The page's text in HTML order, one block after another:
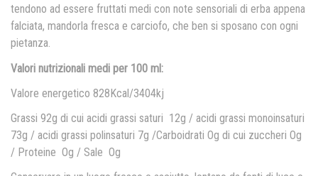
tendono ad essere fruttati medi con note sensoriali di erba appena
falciata, mandorla fresca e carciofo, che ben si sposano con ogni
pietanza.
Valori nutrizionali medi per 100 ml:
Valore energetico 828Kcal/3404kj
Grassi 92g di cui acidi grassi saturi 12g / acidi grassi monoinsaturi
73g / acidi grassi polinsaturi 7g /Carboidrati Og di cui zuccheri Og
/ Proteine Og / Sale Og